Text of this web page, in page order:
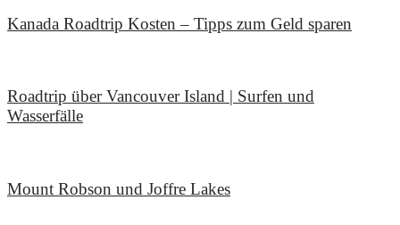
Kanada Roadtrip Kosten – Tipps zum Geld sparen
Roadtrip über Vancouver Island | Surfen und
Wasserfälle
Mount Robson und Joffre Lakes